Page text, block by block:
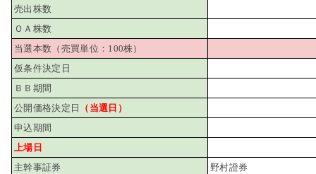
売出株数
ＯＡ株数
当選本数（売買単位：100株）
仮条件決定日
ＢＢ期間
公開価格決定日
（当選日）
申込期間
上場日
主幹事証券
野村證券